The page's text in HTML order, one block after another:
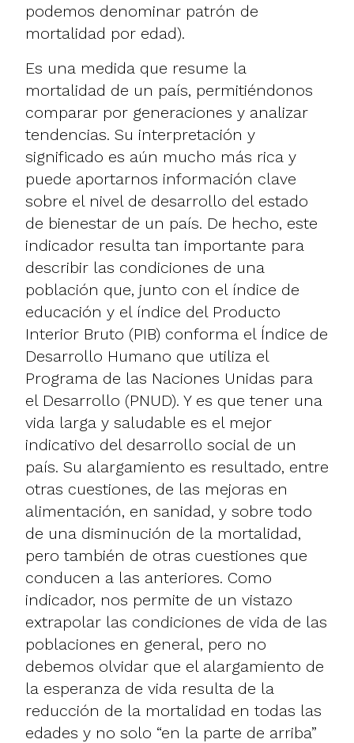
podemos denominar patrón de
mortalidad por edad).
Es una medida que resume la
mortalidad de un país, permitiéndonos
comparar por generaciones y analizar
tendencias. Su interpretación y
significado es aún mucho más rica y
puede aportarnos información clave
sobre el nivel de desarrollo del estado
de bienestar de un país. De hecho, este
indicador resulta tan importante para
describir las condiciones de una
población que, junto con el índice de
educación y el índice del Producto
Interior Bruto (PIB) conforma el Índice de
Desarrollo Humano que utiliza el
Programa de las Naciones Unidas para
el Desarrollo (PNUD). Y es que tener una
vida larga y saludable es el mejor
indicativo del desarrollo social de un
país. Su alargamiento es resultado, entre
otras cuestiones, de las mejoras en
alimentación, en sanidad, y sobre todo
de una disminución de la mortalidad,
pero también de otras cuestiones que
conducen a las anteriores. Como
indicador, nos permite de un vistazo
extrapolar las condiciones de vida de las
poblaciones en general, pero no
debemos olvidar que el alargamiento de
la esperanza de vida resulta de la
reducción de la mortalidad en todas las
edades y no solo “en la parte de arriba”